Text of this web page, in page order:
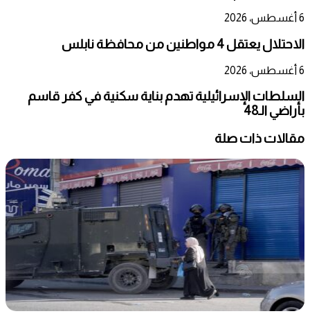
6 أغسطس، 2026
الاحتلال يعتقل 4 مواطنين من محافظة نابلس
6 أغسطس، 2026
السلطات الإسرائيلية تهدم بناية سكنية في كفر قاسم
بأراضي الـ48
مقالات ذات صلة